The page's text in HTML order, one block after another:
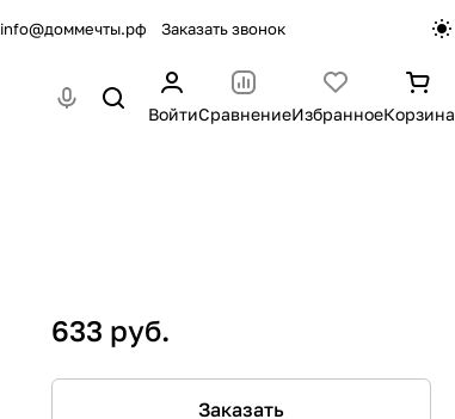
info@доммечты.рф Заказать звонок
ВойтиСравнениеИзбранноеКорзина
633 руб.
Заказать